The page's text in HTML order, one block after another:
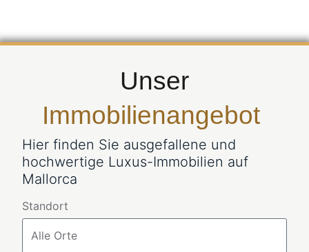
Unser
Immobilienangebot
Hier finden Sie ausgefallene und
hochwertige Luxus-Immobilien auf
Mallorca
Standort